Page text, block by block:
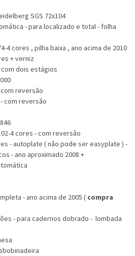
SGS 72x104
- para localizado e total - folha
4 cores , pilha baixa , ano acima de 2010
+ verniz
com dois estágios
reversão
com reversão
4 cores - com reversão
- autoplate ( não pode ser easyplate ) -
- ano aproximado 2008 +
- ano acima de 2005 ( compra
- para cadernos dobrado - lombada